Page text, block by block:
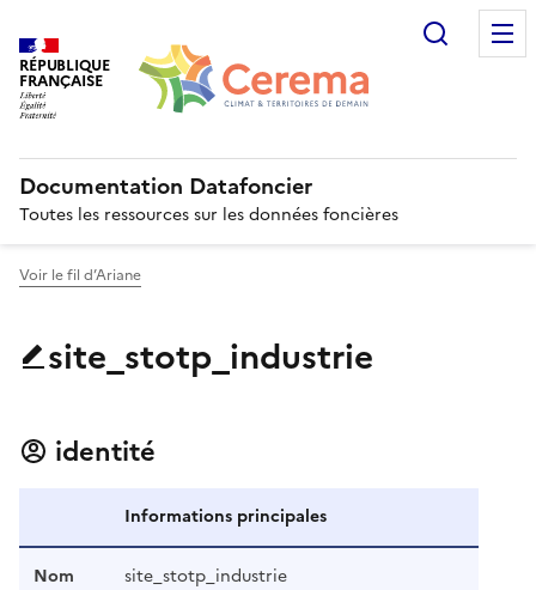
RÉPUBLIQUE
FRANÇAISE
Documentation Datafoncier
Toutes les ressources sur les données foncières
Voir le fil d’Ariane
site_stotp_industrie
identité
Informations principales
Nom site_stotp_industrie